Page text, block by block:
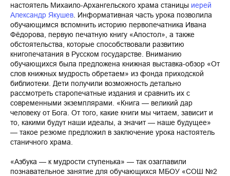
настоятель Михаило-Архангельского храма станицы иерей
Александр Якушев . Информативная часть урока позволила
обучающимся вспомнить историю первопечатника Ивана
Фёдорова, первую печатную книгу «Апостол», а также
обстоятельства, которые способствовали развитию
книгопечатания в Русском государстве. Вниманию
обучающихся была предложена книжная выставка-обзор «От
слов книжных мудрость обретаем» из фонда приходской
библиотеки. Дети получили возможность детально
рассмотреть старопечатные издания и сравнить их с
современными экземплярами. «Книга — великий дар
человеку от Бога. От того, какие книги мы читаем, зависит и
то, какими будут наши идеалы, а значит — наше будущее»
— такое резюме предложил в заключение урока настоятель
станичного храма.
«Азбука — к мудрости ступенька» — так озаглавили
познавательное занятие для обучающихся МБОУ «СОШ №2